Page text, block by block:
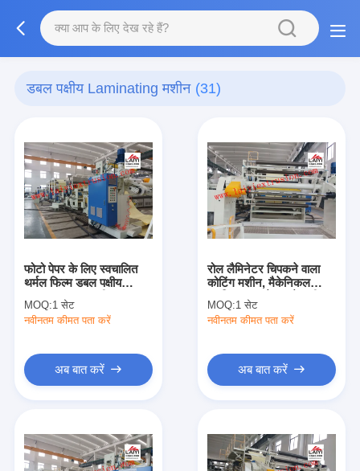
डबल पक्षीय Laminating मशीन (31)
फोटो पेपर के लिए स्वचालित
थर्मल फिल्म डबल पक्षीय
Laminating मशीन
MOQ:1 सेट
नवीनतम कीमत पता करें
अब बात करें
रोल लैमिनेटर चिपकने वाला
कोटिंग मशीन, मैकेनिकल
प्लास्टिक टुकड़े टुकड़े मशीन
MOQ:1 सेट
नवीनतम कीमत पता करें
अब बात करें